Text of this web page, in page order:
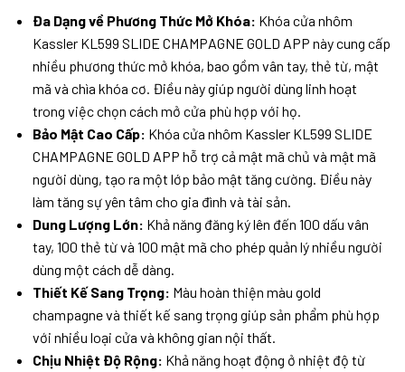
Đa Dạng về Phương Thức Mở Khóa: Khóa cửa nhôm
Kassler KL599 SLIDE CHAMPAGNE GOLD APP này cung cấp
nhiều phương thức mở khóa, bao gồm vân tay, thẻ từ, mật
mã và chìa khóa cơ. Điều này giúp người dùng linh hoạt
trong việc chọn cách mở cửa phù hợp với họ.
Bảo Mật Cao Cấp: Khóa cửa nhôm Kassler KL599 SLIDE
CHAMPAGNE GOLD APP hỗ trợ cả mật mã chủ và mật mã
người dùng, tạo ra một lớp bảo mật tăng cường. Điều này
làm tăng sự yên tâm cho gia đình và tài sản.
Dung Lượng Lớn: Khả năng đăng ký lên đến 100 dấu vân
tay, 100 thẻ từ và 100 mật mã cho phép quản lý nhiều người
dùng một cách dễ dàng.
Thiết Kế Sang Trọng: Màu hoàn thiện màu gold
champagne và thiết kế sang trọng giúp sản phẩm phù hợp
với nhiều loại cửa và không gian nội thất.
Chịu Nhiệt Độ Rộng: Khả năng hoạt động ở nhiệt độ từ